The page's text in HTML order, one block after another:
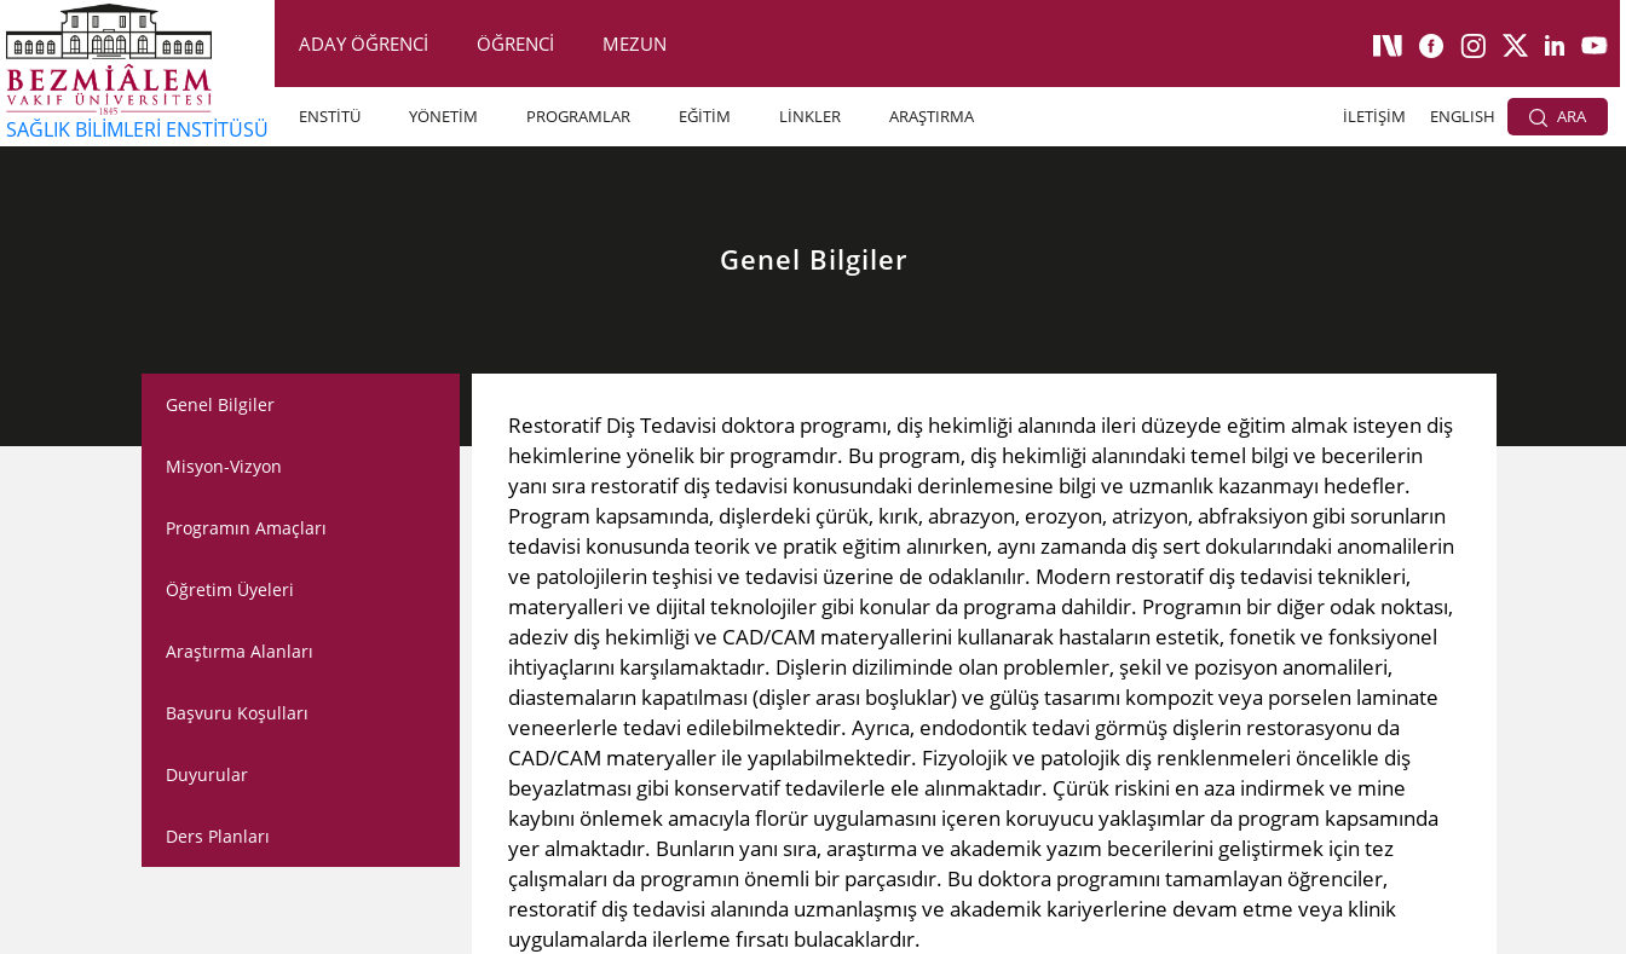
SAĞLIK BİLİMLERİ ENSTİTÜSÜ
ADAY ÖĞRENCİ ÖĞRENCİ MEZUN
ENSTİTÜ YÖNETİM PROGRAMLAR EĞİTİM LİNKLER ARAŞTIRMA İLETİŞİM ENGLISH ARA
Genel Bilgiler
Genel Bilgiler
Misyon-Vizyon
Programın Amaçları
Öğretim Üyeleri
Araştırma Alanları
Başvuru Koşulları
Duyurular
Ders Planları
Restoratif Diş Tedavisi doktora programı, diş hekimliği alanında ileri düzeyde eğitim almak isteyen diş
hekimlerine yönelik bir programdır. Bu program, diş hekimliği alanındaki temel bilgi ve becerilerin
yanı sıra restoratif diş tedavisi konusundaki derinlemesine bilgi ve uzmanlık kazanmayı hedefler.
Program kapsamında, dişlerdeki çürük, kırık, abrazyon, erozyon, atrizyon, abfraksiyon gibi sorunların
tedavisi konusunda teorik ve pratik eğitim alınırken, aynı zamanda diş sert dokularındaki anomalilerin
ve patolojilerin teşhisi ve tedavisi üzerine de odaklanılır. Modern restoratif diş tedavisi teknikleri,
materyalleri ve dijital teknolojiler gibi konular da programa dahildir. Programın bir diğer odak noktası,
adeziv diş hekimliği ve CAD/CAM materyallerini kullanarak hastaların estetik, fonetik ve fonksiyonel
ihtiyaçlarını karşılamaktadır. Dişlerin diziliminde olan problemler, şekil ve pozisyon anomalileri,
diastemaların kapatılması (dişler arası boşluklar) ve gülüş tasarımı kompozit veya porselen laminate
veneerlerle tedavi edilebilmektedir. Ayrıca, endodontik tedavi görmüş dişlerin restorasyonu da
CAD/CAM materyaller ile yapılabilmektedir. Fizyolojik ve patolojik diş renklenmeleri öncelikle diş
beyazlatması gibi konservatif tedavilerle ele alınmaktadır. Çürük riskini en aza indirmek ve mine
kaybını önlemek amacıyla florür uygulamasını içeren koruyucu yaklaşımlar da program kapsamında
yer almaktadır. Bunların yanı sıra, araştırma ve akademik yazım becerilerini geliştirmek için tez
çalışmaları da programın önemli bir parçasıdır. Bu doktora programını tamamlayan öğrenciler,
restoratif diş tedavisi alanında uzmanlaşmış ve akademik kariyerlerine devam etme veya klinik
uygulamalarda ilerleme fırsatı bulacaklardır.